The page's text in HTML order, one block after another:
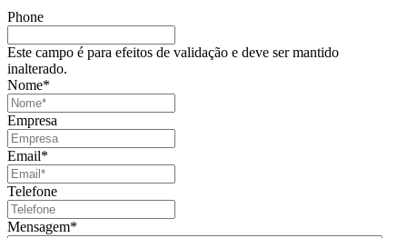
Phone
Este campo é para efeitos de validação e deve ser mantido
inalterado.
Nome*
Empresa
Email*
Telefone
Mensagem*